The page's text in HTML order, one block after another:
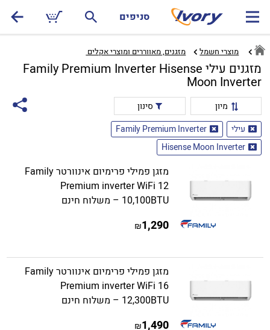
סניפים
מוצרי חשמל מזגנים, מאווררים ומוצרי אקלים ‏
מזגנים עילי Family Premium Inverter Hisense
Moon Inverter
מיון
סינון
עילי
Family Premium Inverter
Hisense Moon Inverter
מזגן פמילי פרימיום אינוורטר Family
Premium inverter WiFi 12
10,100BTU – משלוח חינם
1,290
₪
מזגן פמילי פרימיום אינוורטר Family
Premium inverter WiFi 16
12,300BTU – משלוח חינם
1,490
₪